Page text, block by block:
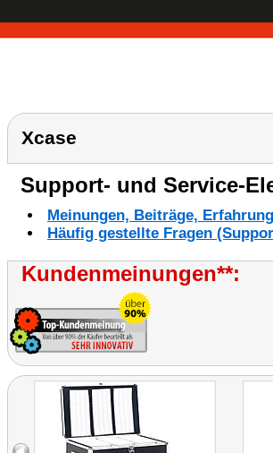
Xcase
Support- und Service-
Meinungen, Beiträge,
Häufig gestellte Fragen
Kundenmeinungen**: